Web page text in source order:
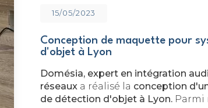
15/05/2023
Conception de maquette pour
d'objet à Lyon
Domésia, expert en intégration
réseaux a réalisé la conception
de détection d'objet à Lyon. Parmi